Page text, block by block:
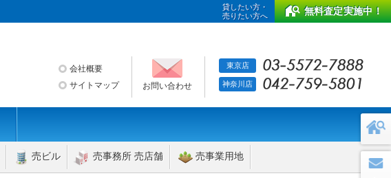
貸したい方・
売りたい方へ
無料査定実施中！
会社概要
サイトマップ
お問い合わせ
東京店
神奈川店
売ビル 売事務所 売店舗 売事業用地